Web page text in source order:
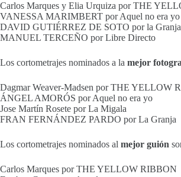
Carlos Marques y Elia Urquiza por THE
VANESSA MARIMBERT por Aquel no era yo
DAVID GUTIÉRREZ DE SOTO por la Granja
MANUEL TERCEÑO por Libre Directo
Los cortometrajes nominados a la mejor
Dagmar Weaver-Madsen por THE YELLOW
ÁNGEL AMORÓS por Aquel no era yo
Jose Martín Rosete por La Migala
FRAN FERNÁNDEZ PARDO por La Granja
Los cortometrajes nominados al mejor guión
Carlos Marques por THE YELLOW RIBBON